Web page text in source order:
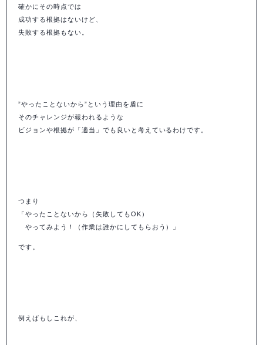
確かにその時点では
成功する根拠はないけど、
失敗する根拠もない。
”やったことないから”という理由を盾に
そのチャレンジが報われるような
ビジョンや根拠が「適当」でも良いと考えているわけです。
つまり
「やったことないから（失敗してもOK）
やってみよう！（作業は誰かにしてもらおう）」
です。
例えばもしこれが、